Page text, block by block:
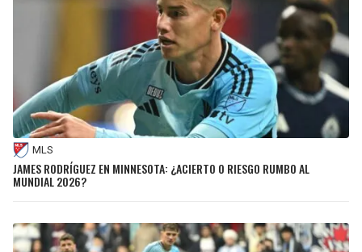
MLS
JAMES RODRÍGUEZ EN MINNESOTA: ¿ACIERTO O RIESGO RUMBO AL
MUNDIAL 2026?